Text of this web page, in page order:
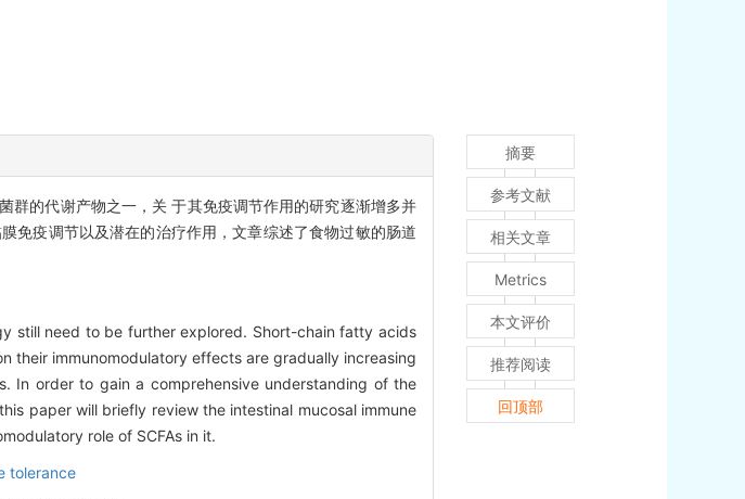
群的代谢产物之一，关 于其免疫调节作用的研究逐渐增多并
免疫调节以及潜在的治疗作用，文章综述了食物过敏的肠道
still need to be further explored. Short-chain fatty acids
their immunomodulatory effects are gradually increasing
In order to gain a comprehensive understanding of the
paper will briefly review the intestinal mucosal immune
role of SCFAs in it.
tolerance
摘要
参考文献
相关文章
Metrics
本文评价
推荐阅读
回顶部